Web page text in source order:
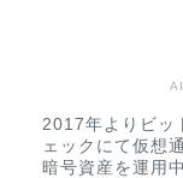
2017年よりビッ
ェックにて仮想
暗号資産を運用中